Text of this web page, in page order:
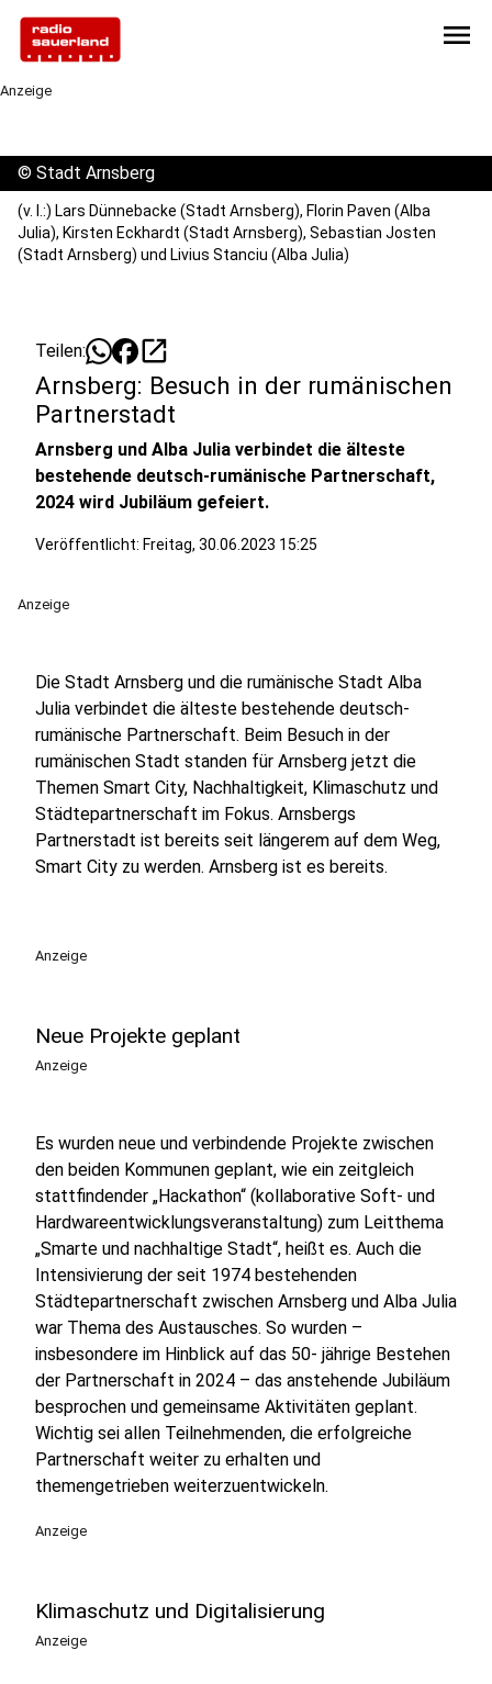
menu
Anzeige
© Stadt Arnsberg
(v. l.:) Lars Dünnebacke (Stadt Arnsberg), Florin Paven (Alba
Julia), Kirsten Eckhardt (Stadt Arnsberg), Sebastian Josten
(Stadt Arnsberg) und Livius Stanciu (Alba Julia)
Teilen: open_in_new
Arnsberg: Besuch in der rumänischen
Partnerstadt
Arnsberg und Alba Julia verbindet die älteste
bestehende deutsch-rumänische Partnerschaft,
2024 wird Jubiläum gefeiert.
Veröffentlicht: Freitag, 30.06.2023 15:25
Anzeige
Die Stadt Arnsberg und die rumänische Stadt Alba
Julia verbindet die älteste bestehende deutsch-
rumänische Partnerschaft. Beim Besuch in der
rumänischen Stadt standen für Arnsberg jetzt die
Themen Smart City, Nachhaltigkeit, Klimaschutz und
Städtepartnerschaft im Fokus. Arnsbergs
Partnerstadt ist bereits seit längerem auf dem Weg,
Smart City zu werden. Arnsberg ist es bereits.
Anzeige
Neue Projekte geplant
Anzeige
Es wurden neue und verbindende Projekte zwischen
den beiden Kommunen geplant, wie ein zeitgleich
stattfindender „Hackathon“ (kollaborative Soft- und
Hardwareentwicklungsveranstaltung) zum Leitthema
„Smarte und nachhaltige Stadt“, heißt es. Auch die
Intensivierung der seit 1974 bestehenden
Städtepartnerschaft zwischen Arnsberg und Alba Julia
war Thema des Austausches. So wurden –
insbesondere im Hinblick auf das 50- jährige Bestehen
der Partnerschaft in 2024 – das anstehende Jubiläum
besprochen und gemeinsame Aktivitäten geplant.
Wichtig sei allen Teilnehmenden, die erfolgreiche
Partnerschaft weiter zu erhalten und
themengetrieben weiterzuentwickeln.
Anzeige
Klimaschutz und Digitalisierung
Anzeige